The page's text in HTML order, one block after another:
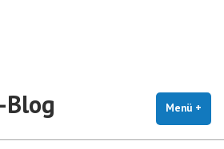
Blog Menü +